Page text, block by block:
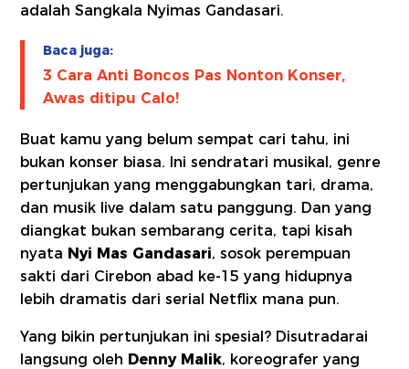
adalah Sangkala Nyimas Gandasari.
Baca juga:
3 Cara Anti Boncos Pas Nonton Konser,
Awas ditipu Calo!
Buat kamu yang belum sempat cari tahu, ini
bukan konser biasa. Ini sendratari musikal, genre
pertunjukan yang menggabungkan tari, drama,
dan musik live dalam satu panggung. Dan yang
diangkat bukan sembarang cerita, tapi kisah
nyata Nyi Mas Gandasari, sosok perempuan
sakti dari Cirebon abad ke-15 yang hidupnya
lebih dramatis dari serial Netflix mana pun.
Yang bikin pertunjukan ini spesial? Disutradarai
langsung oleh Denny Malik, koreografer yang